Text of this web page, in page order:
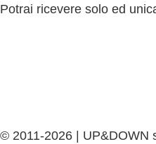
Potrai ricevere solo ed
© 2011-2026 | UP&DOWN